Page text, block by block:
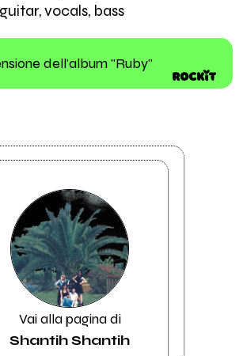
vocals, bass
dell'album "Ruby"
Vai alla pagina di
Shantih Shantih